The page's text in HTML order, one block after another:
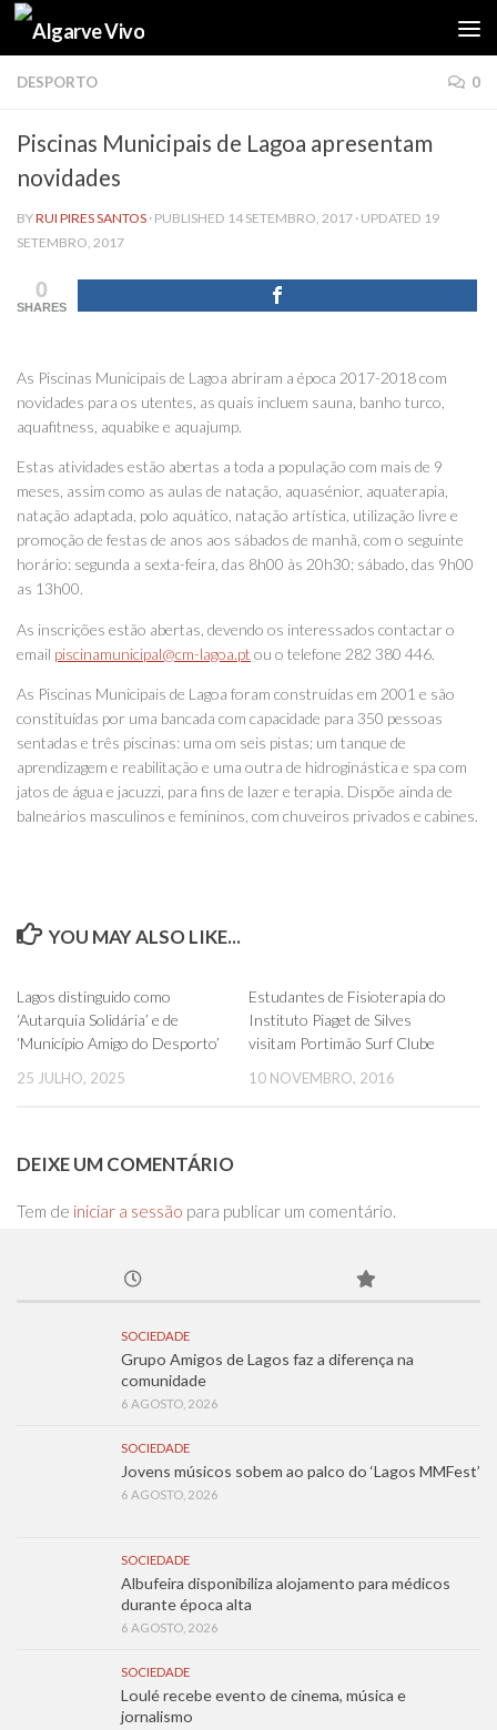
Skip to content
DESPORTO 0
Piscinas Municipais de Lagoa apresentam
novidades
BYRUI PIRES SANTOS · PUBLISHED 14 SETEMBRO, 2017 · UPDATED 19
SETEMBRO, 2017
0
SHARES
As Piscinas Municipais de Lagoa abriram a época 2017-2018 com
novidades para os utentes, as quais incluem sauna, banho turco,
aquafitness, aquabike e aquajump.
Estas atividades estão abertas a toda a população com mais de 9
meses, assim como as aulas de natação, aquasénior, aquaterapia,
natação adaptada, polo aquático, natação artística, utilização livre e
promoção de festas de anos aos sábados de manhã, com o seguinte
horário: segunda a sexta-feira, das 8h00 às 20h30; sábado, das 9h00
as 13h00.
As inscrições estão abertas, devendo os interessados contactar o
email piscinamunicipal@cm-lagoa.pt ou o telefone 282 380 446.
As Piscinas Municipais de Lagoa foram construídas em 2001 e são
constituídas por uma bancada com capacidade para 350 pessoas
sentadas e três piscinas: uma om seis pistas; um tanque de
aprendizagem e reabilitação e uma outra de hidroginástica e spa com
jatos de água e jacuzzi, para fins de lazer e terapia. Dispõe ainda de
balneários masculinos e femininos, com chuveiros privados e cabines.
YOU MAY ALSO LIKE...
Lagos distinguido como
‘Autarquia Solidária’ e de
‘Município Amigo do Desporto’
25 JULHO, 2025
Estudantes de Fisioterapia do
Instituto Piaget de Silves
visitam Portimão Surf Clube
10 NOVEMBRO, 2016
DEIXE UM COMENTÁRIO
Tem de iniciar a sessão para publicar um comentário.
SOCIEDADE
Grupo Amigos de Lagos faz a diferença na
comunidade
6 AGOSTO, 2026
SOCIEDADE
Jovens músicos sobem ao palco do ‘Lagos MMFest’
6 AGOSTO, 2026
SOCIEDADE
Albufeira disponibiliza alojamento para médicos
durante época alta
6 AGOSTO, 2026
SOCIEDADE
Loulé recebe evento de cinema, música e
jornalismo